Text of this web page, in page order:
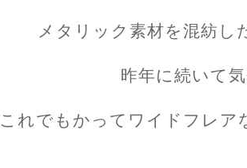
メタリック素材を混紡し
昨年に続いて
これでもかってワイドフレア